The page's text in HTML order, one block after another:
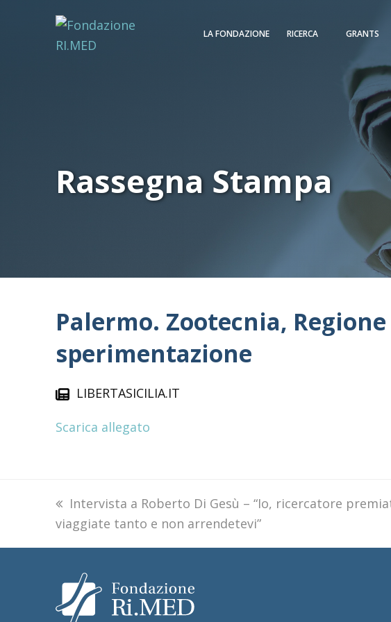
LA FONDAZIONE RICERCA GRANTS
Rassegna Stampa
Palermo. Zootecnia,
sperimentazione
LIBERTASICILIA.IT
Scarica allegato
previous
post:
Intervista a Roberto Di Gesù – “Io, ricercatore
viaggiate tanto e non arrendetevi”